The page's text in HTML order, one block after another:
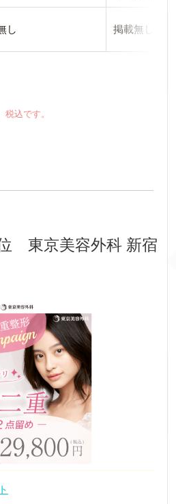
し 掲載無し
込です。
東京美容外科 新宿